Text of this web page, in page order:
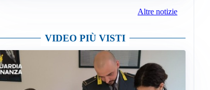
Altre notizie
VIDEO PIÙ VISTI